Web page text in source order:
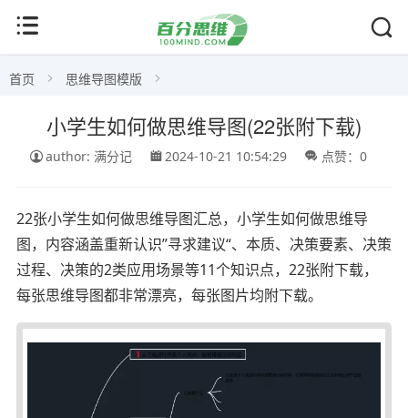
首页 思维导图模版
小学生如何做思维导图(22张附下载)
author: 满分记 2024-10-21 10:54:29 点赞：0
22张小学生如何做思维导图汇总，小学生如何做思维导
图，内容涵盖重新认识”寻求建议“、本质、决策要素、决策
过程、决策的2类应用场景等11个知识点，22张附下载，
每张思维导图都非常漂亮，每张图片均附下载。